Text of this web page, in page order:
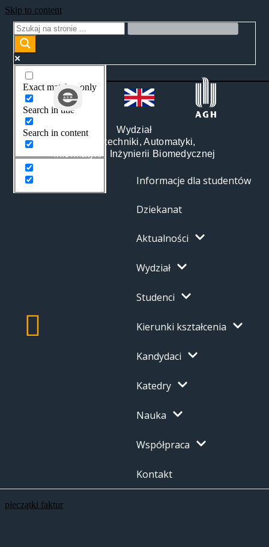
Skip to content
Exact matches only
Search in title
Search in content
Wydział
Elektrotechniki, Automatyki,
Informatyki i Inżynierii Biomedycznej
Informacje dla studentów
Dziekanat
Aktualności
Wydział
Studenci
Kierunki kształcenia
Kandydaci
Katedry
Nauka
Współpraca
Kontakt
pieczątki faktur